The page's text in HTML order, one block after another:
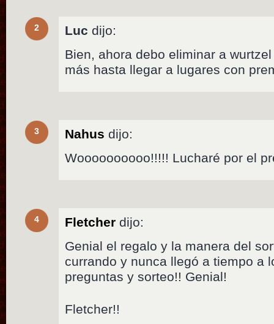
2 Luc dijo:
Bien, ahora debo eliminar a
más hasta llegar a lugares con
3 Nahus dijo:
Woooooooooo!!!!! Lucharé por el
4 Fletcher dijo:
Genial el regalo y la manera del
currando y nunca llegó a tiempo a
preguntas y sorteo!! Genial!
Fletcher!!